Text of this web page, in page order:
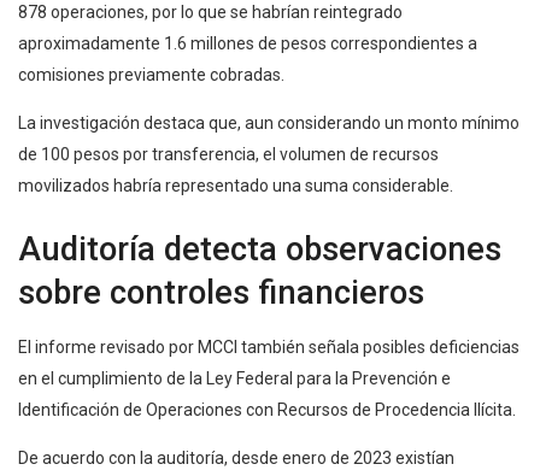
878 operaciones, por lo que se habrían reintegrado
aproximadamente 1.6 millones de pesos correspondientes a
comisiones previamente cobradas.
La investigación destaca que, aun considerando un monto mínimo
de 100 pesos por transferencia, el volumen de recursos
movilizados habría representado una suma considerable.
Auditoría detecta observaciones
sobre controles financieros
El informe revisado por MCCI también señala posibles deficiencias
en el cumplimiento de la Ley Federal para la Prevención e
Identificación de Operaciones con Recursos de Procedencia Ilícita.
De acuerdo con la auditoría, desde enero de 2023 existían